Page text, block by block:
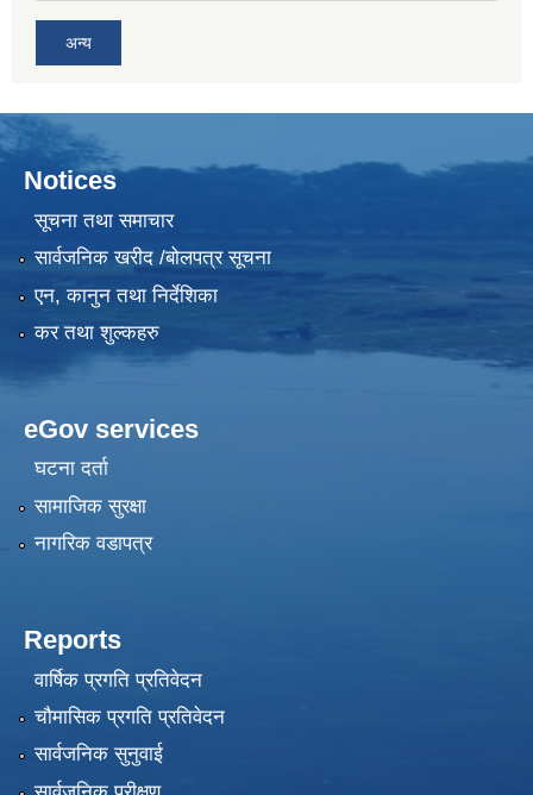
अन्य
Notices
सूचना तथा समाचार
सार्वजनिक खरीद /बोलपत्र सूचना
एन, कानुन तथा निर्देशिका
कर तथा शुल्कहरु
eGov services
घटना दर्ता
सामाजिक सुरक्षा
नागरिक वडापत्र
Reports
वार्षिक प्रगति प्रतिवेदन
चौमासिक प्रगति प्रतिवेदन
सार्वजनिक सुनुवाई